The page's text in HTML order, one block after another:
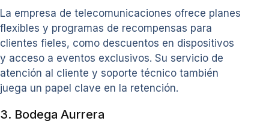
La empresa de telecomunicaciones ofrece planes
flexibles y programas de recompensas para
clientes fieles, como descuentos en dispositivos
y acceso a eventos exclusivos. Su servicio de
atención al cliente y soporte técnico también
juega un papel clave en la retención.
3. Bodega Aurrera